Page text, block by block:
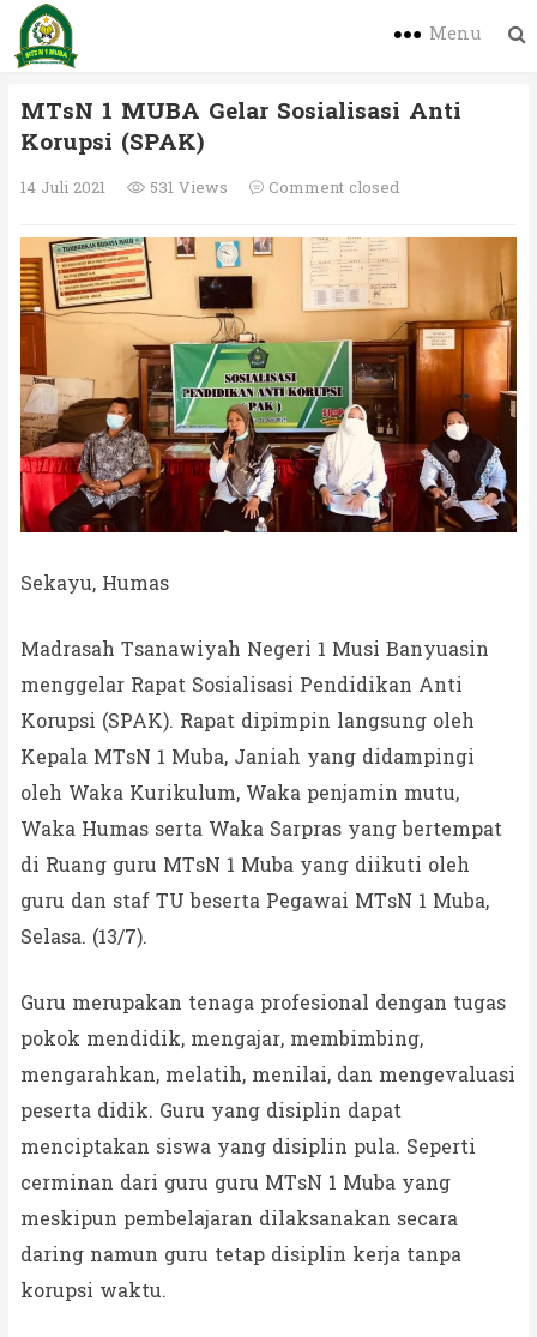
Menu
MTsN 1 MUBA Gelar Sosialisasi Anti
Korupsi (SPAK)
14 Juli 2021 531 Views Comment closed
Sekayu, Humas
Madrasah Tsanawiyah Negeri 1 Musi Banyuasin
menggelar Rapat Sosialisasi Pendidikan Anti
Korupsi (SPAK). Rapat dipimpin langsung oleh
Kepala MTsN 1 Muba, Janiah yang didampingi
oleh Waka Kurikulum, Waka penjamin mutu,
Waka Humas serta Waka Sarpras yang bertempat
di Ruang guru MTsN 1 Muba yang diikuti oleh
guru dan staf TU beserta Pegawai MTsN 1 Muba,
Selasa. (13/7).
Guru merupakan tenaga profesional dengan tugas
pokok mendidik, mengajar, membimbing,
mengarahkan, melatih, menilai, dan mengevaluasi
peserta didik. Guru yang disiplin dapat
menciptakan siswa yang disiplin pula. Seperti
cerminan dari guru guru MTsN 1 Muba yang
meskipun pembelajaran dilaksanakan secara
daring namun guru tetap disiplin kerja tanpa
korupsi waktu.